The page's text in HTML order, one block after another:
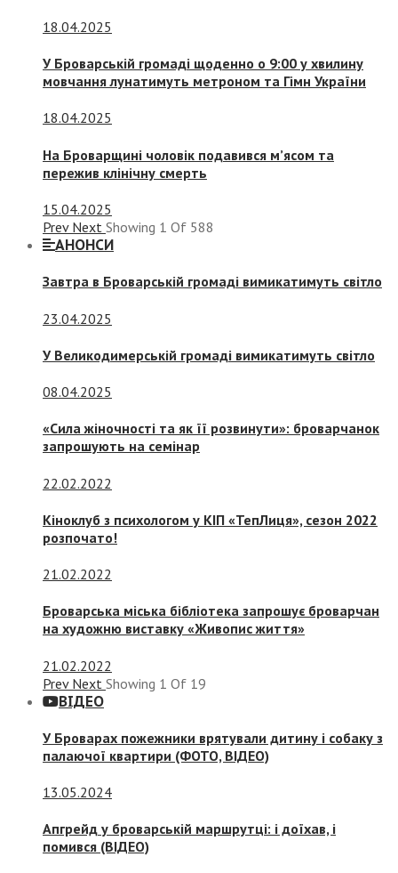
18.04.2025
У Броварській громаді щоденно о 9:00 у хвилину
мовчання лунатимуть метроном та Гімн України
18.04.2025
На Броварщині чоловік подавився м’ясом та
пережив клінічну смерть
15.04.2025
Prev Next Showing 1 Of 588
АНОНСИ
Завтра в Броварській громаді вимикатимуть світло
23.04.2025
У Великодимерській громаді вимикатимуть світло
08.04.2025
«Сила жіночності та як її розвинути»: броварчанок
запрошують на семінар
22.02.2022
Кіноклуб з психологом у КІП «ТепЛиця», сезон 2022
розпочато!
21.02.2022
Броварська міська бібліотека запрошує броварчан
на художню виставку «Живопис життя»
21.02.2022
Prev Next Showing 1 Of 19
ВІДЕО
У Броварах пожежники врятували дитину і собаку з
палаючої квартири (ФОТО, ВІДЕО)
13.05.2024
Апгрейд у броварській маршрутці: і доїхав, і
помився (ВІДЕО)